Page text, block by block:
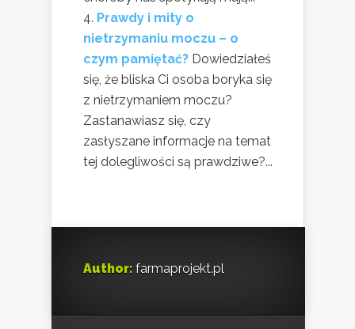
Prawdy i mity o
nietrzymaniu moczu – o
czym pamiętać? Dowiedziałeś
się, że bliska Ci osoba boryka się
z nietrzymaniem moczu?
Zastanawiasz się, czy
zasłyszane informacje na temat
tej dolegliwości są prawdziwe?...
Author: farmaprojekt.pl